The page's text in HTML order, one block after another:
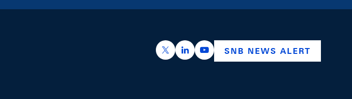
https://x.com/snb_bns
https://ch.linkedin.com/company/swiss-
https://www.youtube.com/
SNB NEWS ALERT